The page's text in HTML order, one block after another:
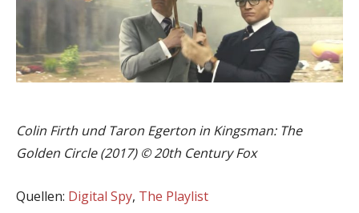
Colin Firth und Taron Egerton in Kingsman: The
Golden Circle (2017) © 20th Century Fox
Quellen: Digital Spy, The Playlist